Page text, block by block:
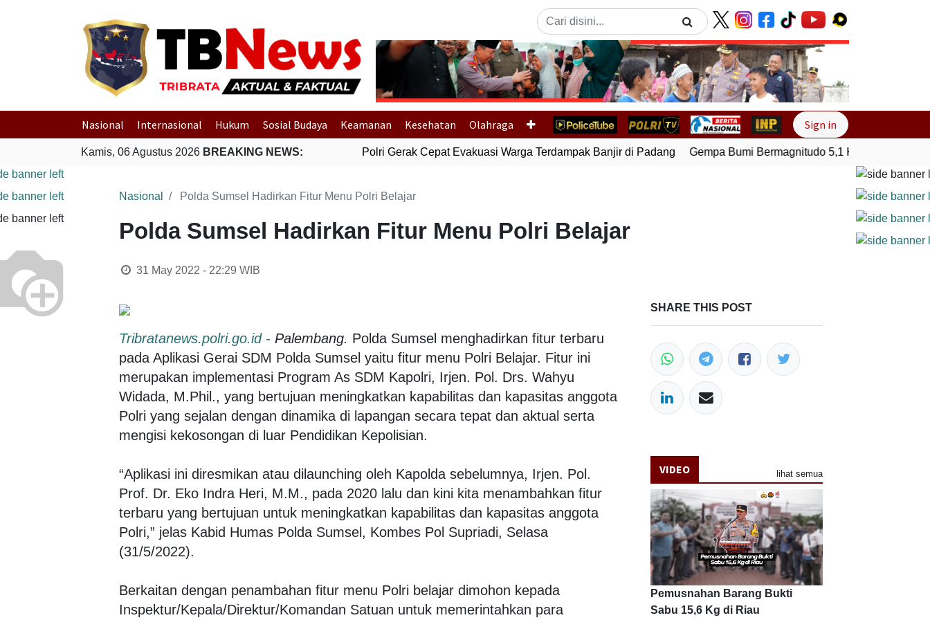
Previous Next
Nasional Internasional Hukum Sosial Budaya Keamanan Kesehatan Olahraga Sign in
Kamis, 06 Agustus 2026 BREAKING NEWS: Polri Gerak Cepat Evakuasi Warga Terdampak Banjir di Padang Gempa Bumi Bermagnitudo 5,1 Kembali Guncang
Nasional Polda Sumsel Hadirkan Fitur Menu Polri Belajar
Polda Sumsel Hadirkan Fitur Menu Polri Belajar
31 May 2022 - 22:29 WIB
Tribratanews.polri.go.id - Palembang. Polda Sumsel menghadirkan fitur terbaru
pada Aplikasi Gerai SDM Polda Sumsel yaitu fitur menu Polri Belajar. Fitur ini
merupakan implementasi Program As SDM Kapolri, Irjen. Pol. Drs. Wahyu
Widada, M.Phil., yang bertujuan meningkatkan kapabilitas dan kapasitas anggota
Polri yang sejalan dengan dinamika di lapangan secara tepat dan aktual serta
mengisi kekosongan di luar Pendidikan Kepolisian.
“Aplikasi ini diresmikan atau dilaunching oleh Kapolda sebelumnya, Irjen. Pol.
Prof. Dr. Eko Indra Heri, M.M., pada 2020 lalu dan kini kita menambahkan fitur
terbaru yang bertujuan untuk meningkatkan kapabilitas dan kapasitas anggota
Polri,” jelas Kabid Humas Polda Sumsel, Kombes Pol Supriadi, Selasa
(31/5/2022).
Berkaitan dengan penambahan fitur menu Polri belajar dimohon kepada
Inspektur/Kepala/Direktur/Komandan Satuan untuk memerintahkan para
SHARE THIS POST
VIDEO lihat semua
Pemusnahan Barang Bukti
Sabu 15,6 Kg di Riau